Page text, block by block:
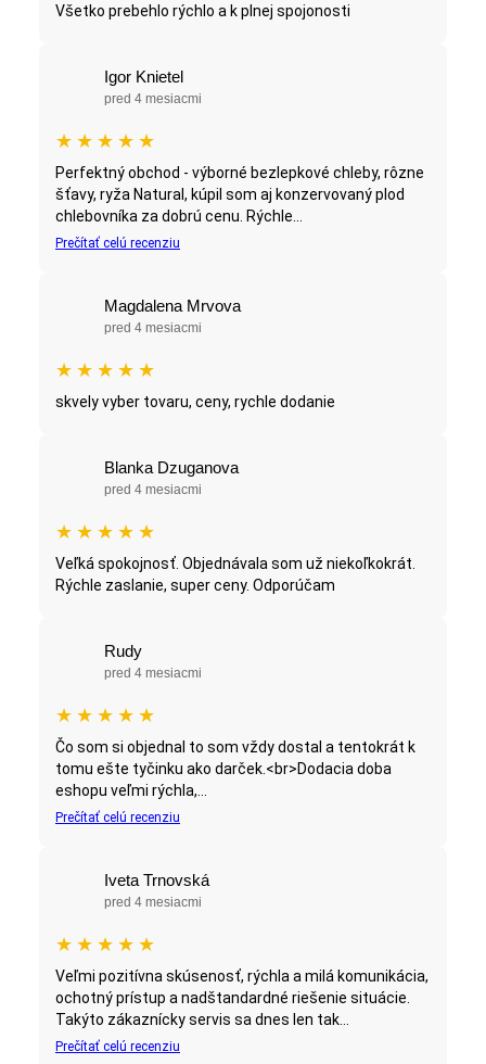
Všetko prebehlo rýchlo a k plnej spojonosti
Igor Knietel
pred 4 mesiacmi
★ ★ ★ ★ ★
Perfektný obchod - výborné bezlepkové chleby, rôzne
šťavy, ryža Natural, kúpil som aj konzervovaný plod
chlebovníka za dobrú cenu. Rýchle...
Prečítať celú recenziu
Magdalena Mrvova
pred 4 mesiacmi
★ ★ ★ ★ ★
skvely vyber tovaru, ceny, rychle dodanie
Blanka Dzuganova
pred 4 mesiacmi
★ ★ ★ ★ ★
Veľká spokojnosť. Objednávala som už niekoľkokrát.
Rýchle zaslanie, super ceny. Odporúčam
Rudy
pred 4 mesiacmi
★ ★ ★ ★ ★
Čo som si objednal to som vždy dostal a tentokrát k
tomu ešte tyčinku ako darček.<br>Dodacia doba
eshopu veľmi rýchla,...
Prečítať celú recenziu
Iveta Trnovská
pred 4 mesiacmi
★ ★ ★ ★ ★
Veľmi pozitívna skúsenosť, rýchla a milá komunikácia,
ochotný prístup a nadštandardné riešenie situácie.
Takýto zákaznícky servis sa dnes len tak...
Prečítať celú recenziu